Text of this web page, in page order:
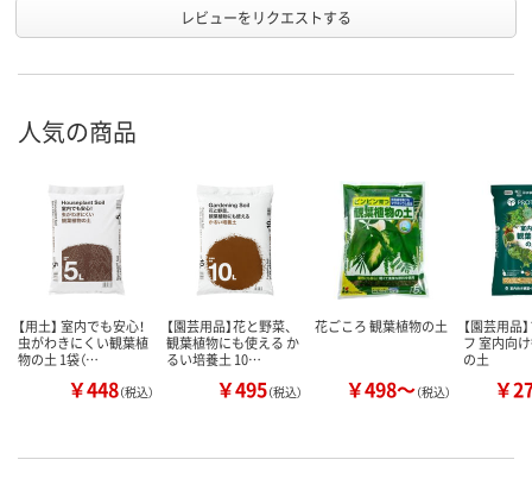
レビューをリクエストする
人気の商品
【用土】 室内でも安心！
虫がわきにくい観葉植
物の土 1袋（…
￥448（税込）
【園芸用品】花と野菜、
観葉植物にも使える か
るい培養土 10…
￥495（税込）
花ごころ 観葉植物の土
￥498～（税込）
【園芸用品
フ 室内向
の土
￥